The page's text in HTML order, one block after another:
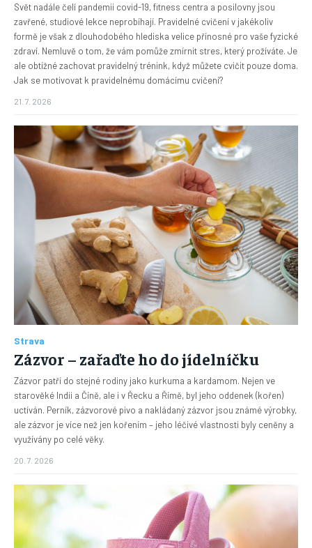
Svět nadále čelí pandemii covid-19, fitness centra a posilovny jsou
zavřené, studiové lekce neprobíhají. Pravidelné cvičení v jakékoliv
formě je však z dlouhodobého hlediska velice přínosné pro vaše fyzické
zdraví. Nemluvě o tom, že vám pomůže zmírnit stres, který prožíváte. Je
ale obtížné zachovat pravidelný trénink, když můžete cvičit pouze doma.
Jak se motivovat k pravidelnému domácímu cvičení?
21. 7. 2026
Strava
Zázvor – zařaďte ho do jídelníčku
Zázvor patří do stejné rodiny jako kurkuma a kardamom. Nejen ve
starověké Indii a Číně, ale i v Řecku a Římě, byl jeho oddenek (kořen)
uctíván. Perník, zázvorové pivo a nakládaný zázvor jsou známé výrobky,
ale zázvor je více než jen kořením – jeho léčivé vlastnosti byly ceněny a
využívány po celé věky.
20. 7. 2026